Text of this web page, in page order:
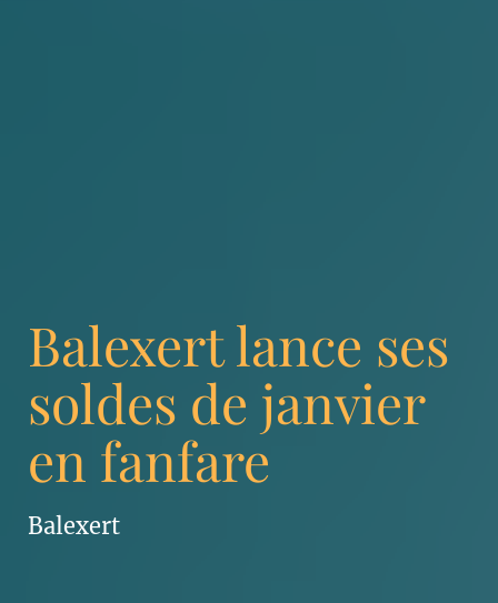
Balexert lance ses
soldes de janvier
en fanfare
Balexert